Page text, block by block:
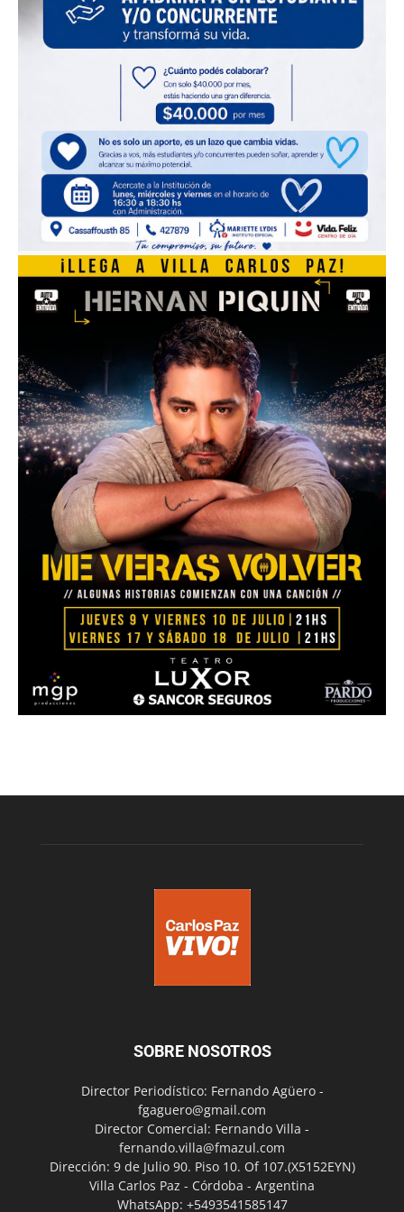
SOBRE NOSOTROS
Director Periodístico: Fernando Agüero -
fgaguero@gmail.com
Director Comercial: Fernando Villa -
fernando.villa@fmazul.com
Dirección: 9 de Julio 90. Piso 10. Of 107.(X5152EYN)
Villa Carlos Paz - Córdoba - Argentina
WhatsApp: +5493541585147